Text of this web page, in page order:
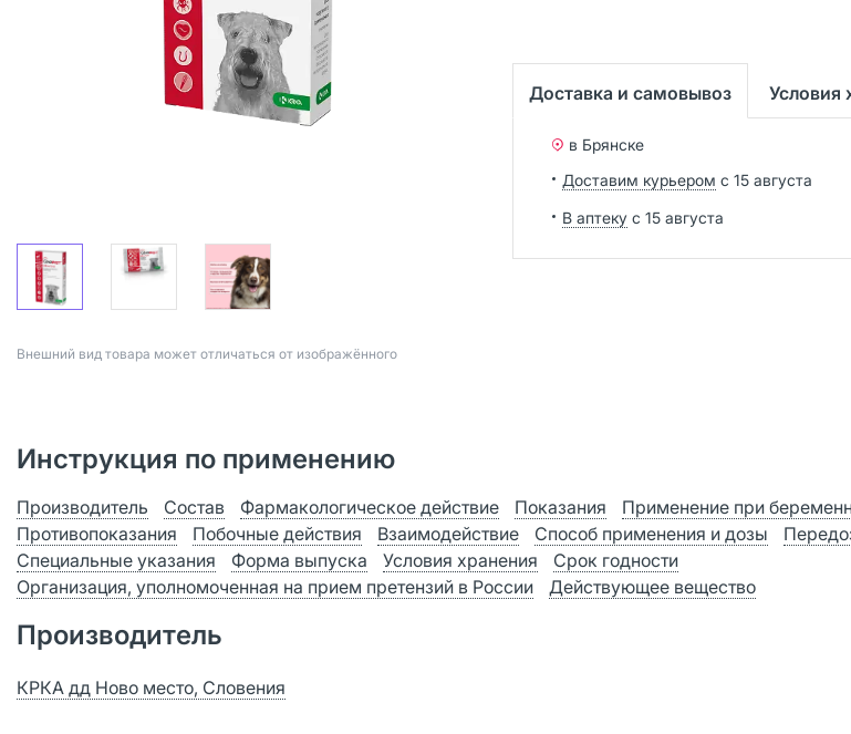
Bнешний вид товара может отличаться от изображённого
Доставка и самовывоз Условия
в Брянске
Доставим курьером с 15 августа
В аптеку с 15 августа
Инструкция по применению
Производитель Состав Фармакологическое действие Показания
Применение при
Противопоказания
Побочные действия Взаимодействие Способ применения и дозы
Специальные указания
Форма выпуска Условия хранения
Срок годности
Организация, уполномоченная на прием претензий в России
Действующее вещество
Производитель
КРКА дд Ново место, Словения